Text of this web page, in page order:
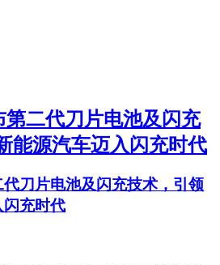
代刀片电池及闪充技术，引领
闪充时代